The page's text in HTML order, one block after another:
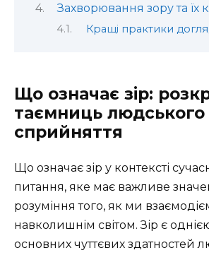
Захворювання зору та їх
Кращі практики
Що означає зір:
таємниць людського
сприйняття
Що означає зір у контексті
питання, яке має важливе
розуміння того, як ми
навколишнім світом. Зір є
основних чуттєвих здатностей